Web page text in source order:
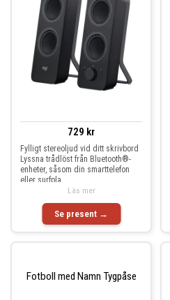
729 kr
Fylligt stereoljud vid ditt skrivbord
Lyssna trådlöst från Bluetooth®-
enheter, såsom din smarttelefon
eller surfpla
Se present →
Läs mer
Fotboll med Namn Tygpåse